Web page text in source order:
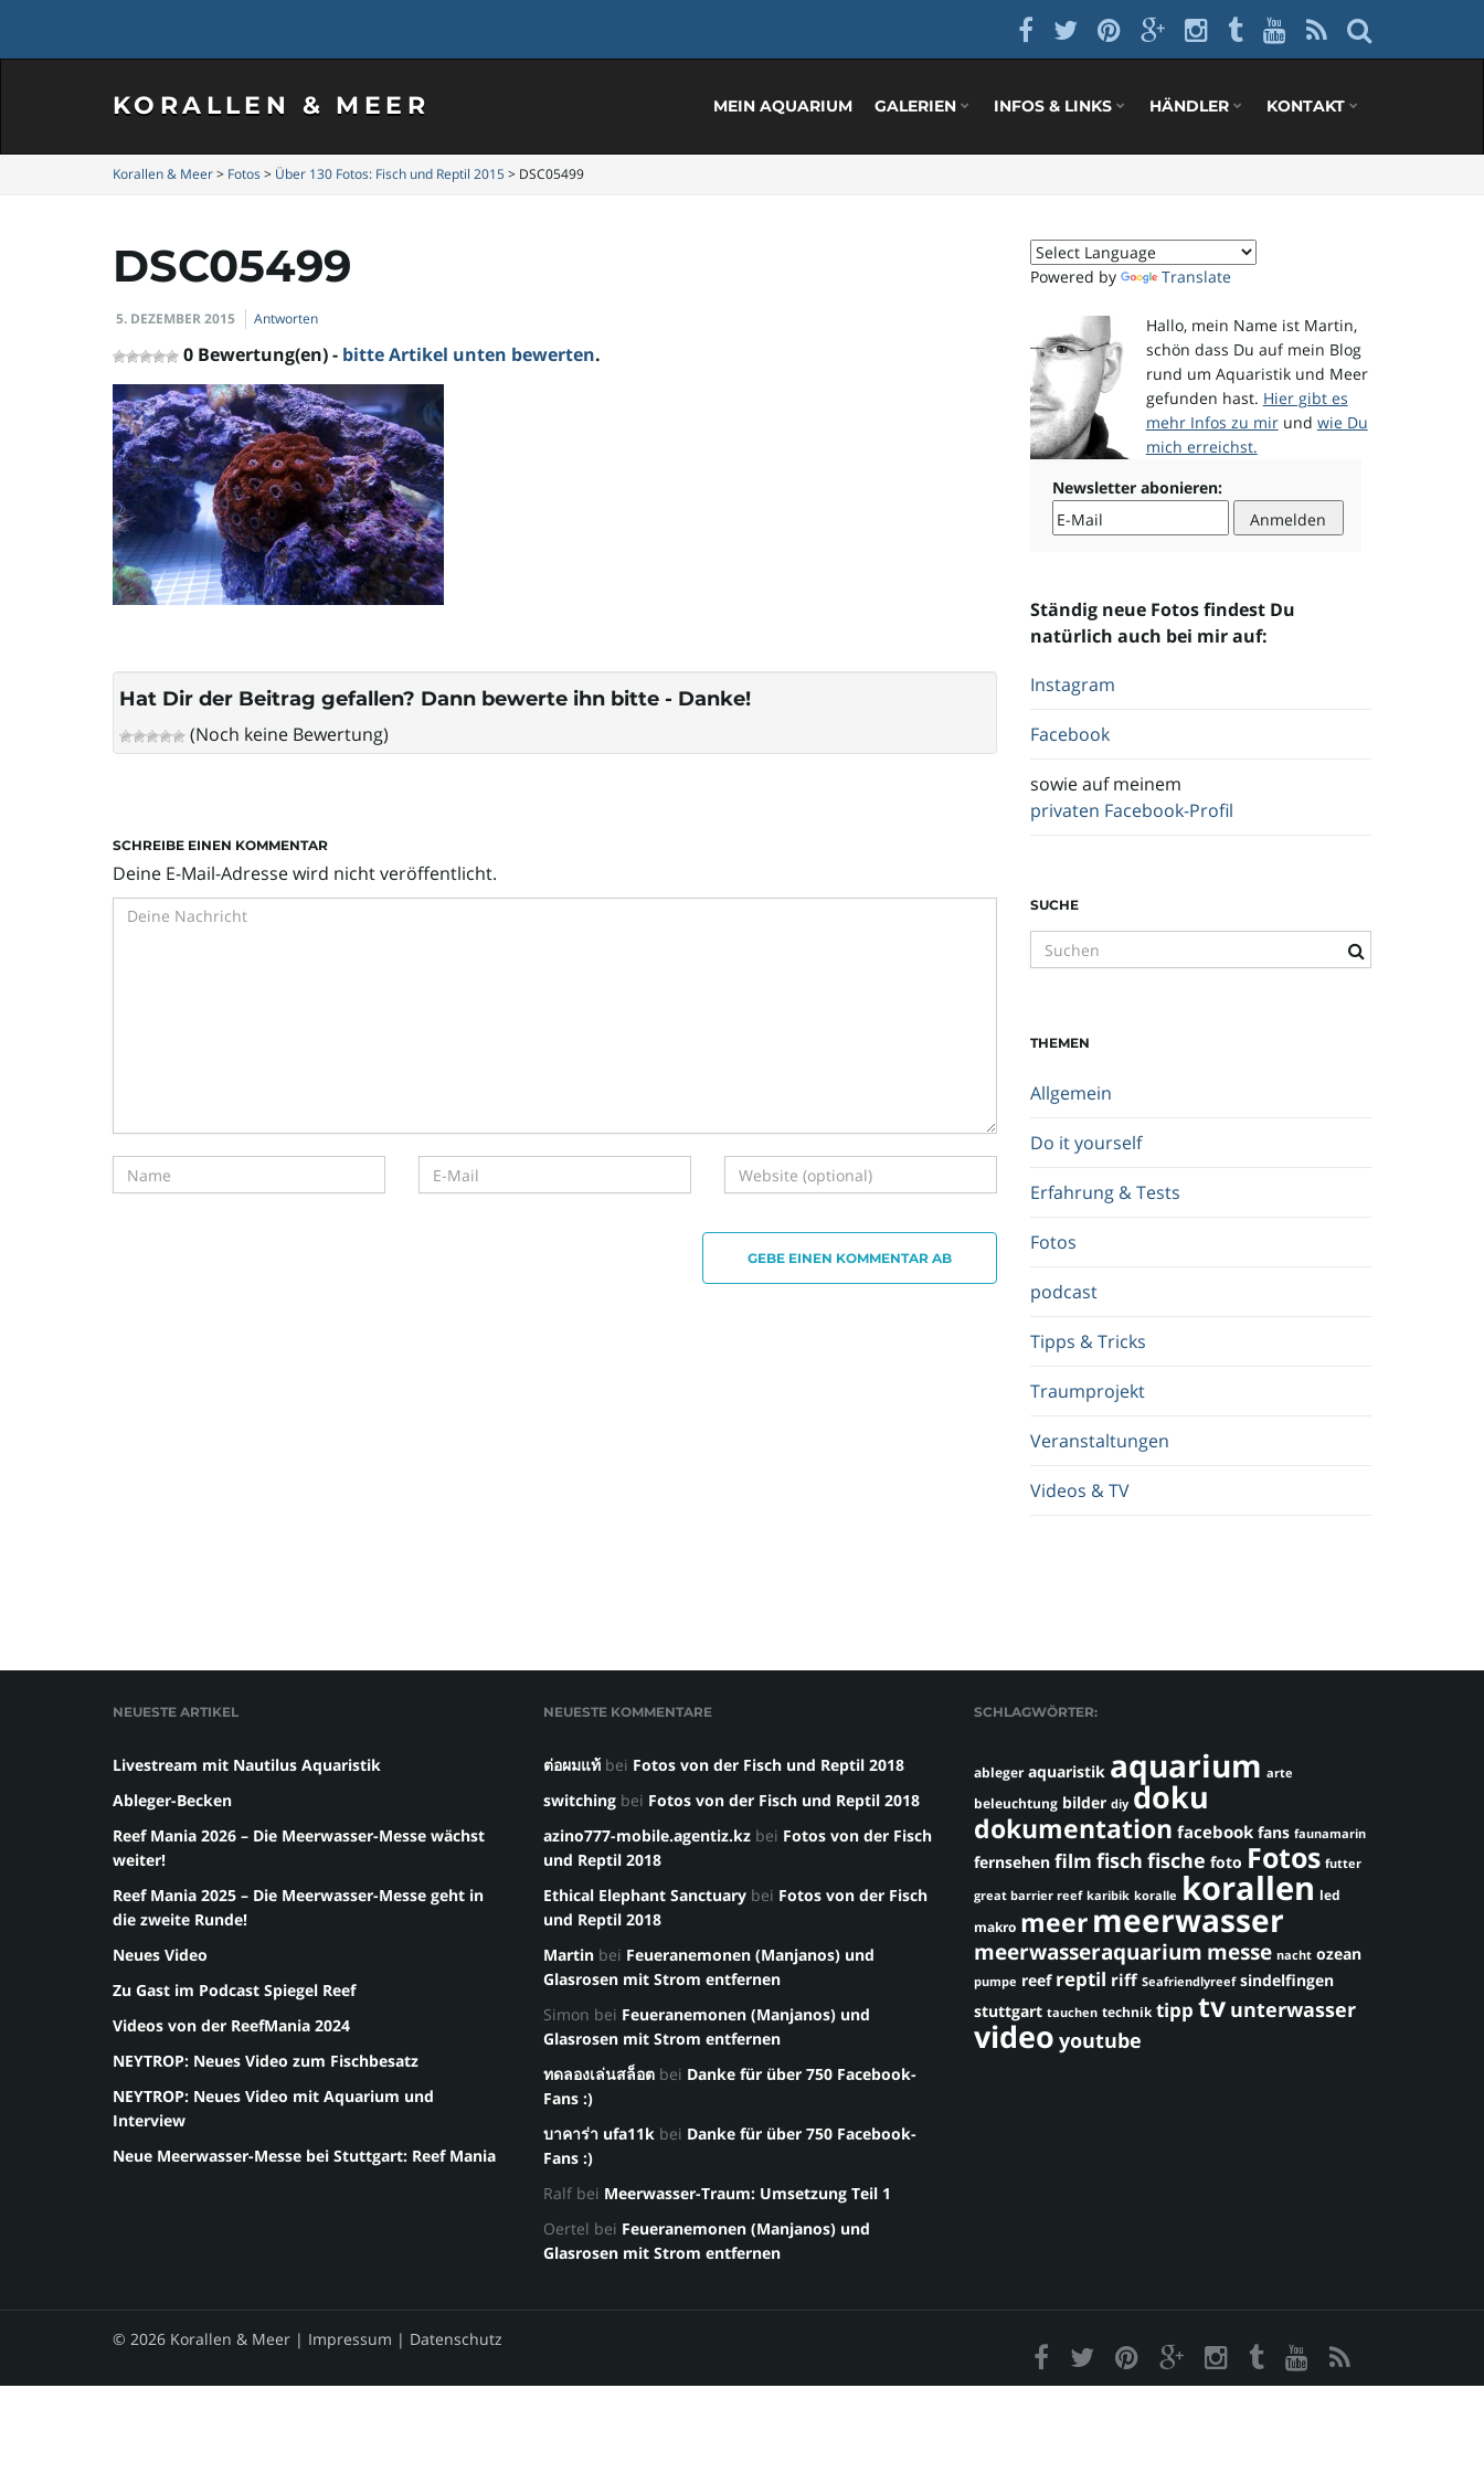
KORALLEN & MEER MEIN AQUARIUM GALERIEN INFOS & LINKS HÄNDLER KONTAKT
Korallen & Meer> Fotos > Über 130 Fotos: Fisch und Reptil 2015> DSC05499
DSC05499
5. DEZEMBER 2015 Antworten
0 Bewertung(en) - bitte Artikel unten bewerten.
Hat Dir der Beitrag gefallen? Dann bewerte ihn bitte - Danke!
(Noch keine Bewertung)
SCHREIBE EINEN KOMMENTAR
Deine E-Mail-Adresse wird nicht veröffentlicht.
GEBE EINEN KOMMENTAR AB
Powered by Translate
Hallo, mein Name ist Martin,
schön dass Du auf mein Blog
rund um Aquaristik und Meer
gefunden hast. Hier gibt es
mehr Infos zu mirund wie Du
mich erreichst.
Newsletter abonieren:
Ständig neue Fotos findest Du
natürlich auch bei mir auf:
Instagram
Facebook
sowie auf meinem
privaten Facebook-Profil
SUCHE
u
b
g
i
f
.
.
.
THEMEN
Allgemein
Do it yourself
Erfahrung & Tests
Fotos
podcast
Tipps & Tricks
Traumprojekt
Veranstaltungen
Videos & TV
NEUESTE ARTIKEL
Livestream mit Nautilus Aquaristik
Ableger-Becken
Reef Mania 2026 – Die Meerwasser-Messe wächst
weiter!
Reef Mania 2025 – Die Meerwasser-Messe geht in
die zweite Runde!
Neues Video
Zu Gast im Podcast Spiegel Reef
Videos von der ReefMania 2024
NEYTROP: Neues Video zum Fischbesatz
NEYTROP: Neues Video mit Aquarium und
Interview
Neue Meerwasser-Messe bei Stuttgart: Reef Mania
NEUESTE KOMMENTARE
ต่อผมแท้ bei Fotos von der Fisch und Reptil 2018
switching bei Fotos von der Fisch und Reptil 2018
azino777-mobile.agentiz.kz bei Fotos von der Fisch
und Reptil 2018
Ethical Elephant Sanctuary bei Fotos von der Fisch
und Reptil 2018
Martin bei Feueranemonen (Manjanos) und
Glasrosen mit Strom entfernen
Simon bei Feueranemonen (Manjanos) und
Glasrosen mit Strom entfernen
ทดลองเล่นสล็อต bei Danke für über 750 Facebook-
Fans :)
บาคาร่า ufa11k bei Danke für über 750 Facebook-
Fans :)
Ralf bei Meerwasser-Traum: Umsetzung Teil 1
Oertel bei Feueranemonen (Manjanos) und
Glasrosen mit Strom entfernen
SCHLAGWÖRTER:
ableger aquaristik aquarium arte
beleuchtung bilder diy doku
dokumentation facebook fans faunamarin
fernsehen film fisch fische foto Fotos futter
great barrier reef karibik koralle korallen led
makro meermeerwasser
meerwasseraquarium messe nacht ozean
pumpe reef reptil riff Seafriendlyreef sindelfingen
stuttgart tauchen technik tipp tv unterwasser
video youtube
© 2026 Korallen & Meer | Impressum | Datenschutz